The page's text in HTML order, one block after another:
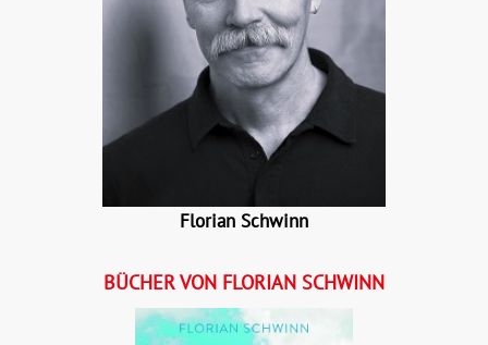
Florian Schwinn
BÜCHER VON FLORIAN SCHWINN